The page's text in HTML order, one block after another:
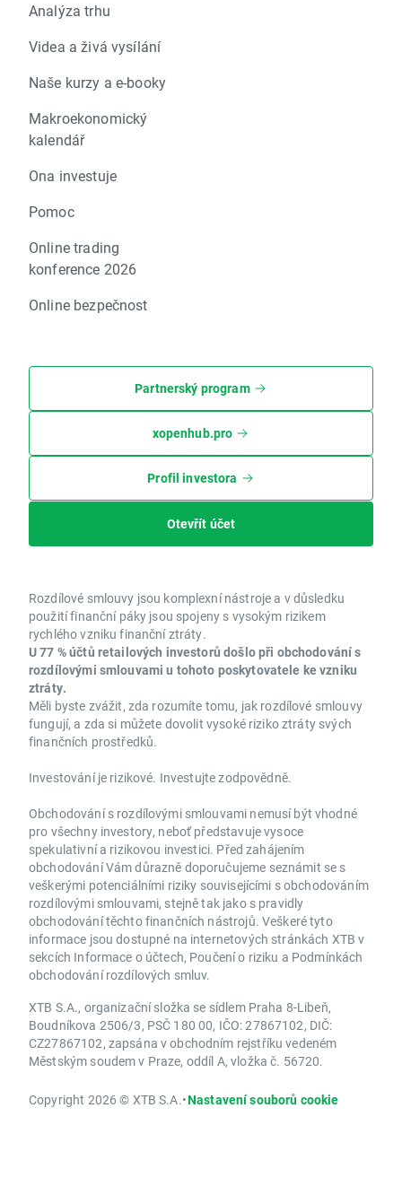
Analýza trhu
Videa a živá vysílání
Naše kurzy a e-booky
Makroekonomický
kalendář
Ona investuje
Pomoc
Online trading
konference 2026
Online bezpečnost
Partnerský program
xopenhub.pro
Profil investora
Otevřít účet
Rozdílové smlouvy jsou komplexní nástroje a v důsledku
použití finanční páky jsou spojeny s vysokým rizikem
rychlého vzniku finanční ztráty.
U 77 % účtů retailových investorů došlo při obchodování s
rozdílovými smlouvami u tohoto poskytovatele ke vzniku
ztráty.
Měli byste zvážit, zda rozumíte tomu, jak rozdílové smlouvy
fungují, a zda si můžete dovolit vysoké riziko ztráty svých
finančních prostředků.
Investování je rizikové. Investujte zodpovědně.
Obchodování s rozdílovými smlouvami nemusí být vhodné
pro všechny investory, neboť představuje vysoce
spekulativní a rizikovou investici. Před zahájením
obchodování Vám důrazně doporučujeme seznámit se s
veškerými potenciálními riziky souvisejícími s obchodováním
rozdílovými smlouvami, stejně tak jako s pravidly
obchodování těchto finančních nástrojů. Veškeré tyto
informace jsou dostupné na internetových stránkách XTB v
sekcích Informace o účtech, Poučení o riziku a Podmínkách
obchodování rozdílových smluv.
XTB S.A., organizační složka se sídlem Praha 8-Libeň,
Boudníkova 2506/3, PSČ 180 00, IČO: 27867102, DIČ:
CZ27867102, zapsána v obchodním rejstříku vedeném
Městským soudem v Praze, oddíl A, vložka č. 56720.
Copyright 2026 © XTB S.A.•Nastavení souborů cookie